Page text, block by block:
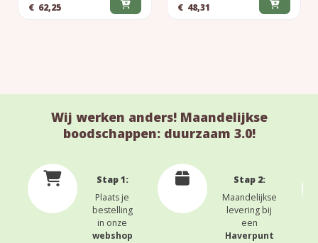
€ 62,25 € 48,31
Wij werken anders! Maandelijkse
boodschappen: duurzaam 3.0!
Stap 1:
Plaats je
bestelling
in onze
webshop
Stap 2:
Maandelijkse
levering bij
een
Haverpunt